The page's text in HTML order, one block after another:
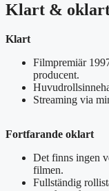
Klart &
Klart
Filmpremiär
producent.
Streaming via
Fortfarande oklart
Det finns ingen
filmen.
Fullständig